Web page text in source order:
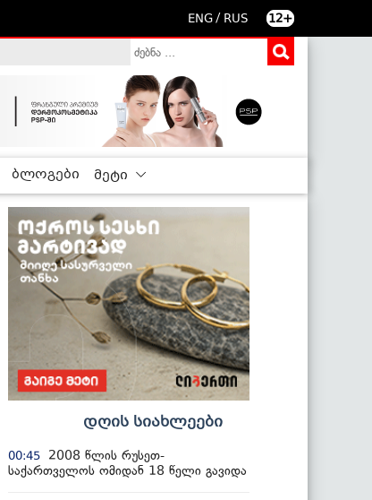
ENG / RUS 12+
ბლოგები მეტი
დღის სიახლეები
00:45
2008 წლის რუსეთ-
საქართველოს ომიდან 18 წელი გავიდა